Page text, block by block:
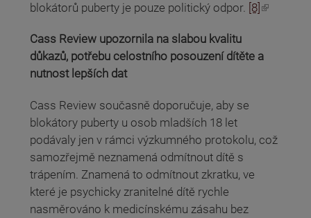
blokátorů puberty je pouze politický odpor. [8]
(odkaz je externí)
Cass Review upozornila na slabou kvalitu
důkazů, potřebu celostního posouzení dítěte a
nutnost lepších dat
Cass Review současně doporučuje, aby se
blokátory puberty u osob mladších 18 let
podávaly jen v rámci výzkumného protokolu, což
samozřejmě neznamená odmítnout dítě s
trápením. Znamená to odmítnout zkratku, ve
které je psychicky zranitelné dítě rychle
nasměrováno k medicínskému zásahu bez